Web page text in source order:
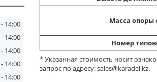
Масса опоры
Номер
* Указанная стоимость носит
запрос по адресу: sales@karadel.kz.
14:00
14:00
14:00
14:00
14:00